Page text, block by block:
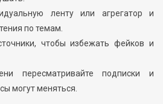
ленту или агрегатор и
по темам.
чтобы избежать фейков и
пересматривайте подписки и
могут меняться.